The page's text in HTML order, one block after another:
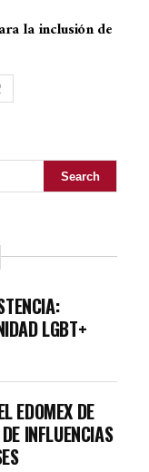
la inclusión de
LGBT+
EDOMEX DE
INFLUENCIAS